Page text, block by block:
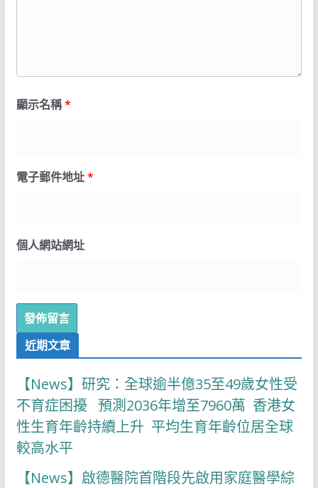
顯示名稱*
電子郵件地址*
個人網站網址
近期文章
【News】研究：全球逾半億35至49歲女性受
不育症困擾 預測2036年增至7960萬 香港女
性生育年齡持續上升 平均生育年齡位居全球
較高水平
【News】啟德醫院首階段先啟用家庭醫學綜